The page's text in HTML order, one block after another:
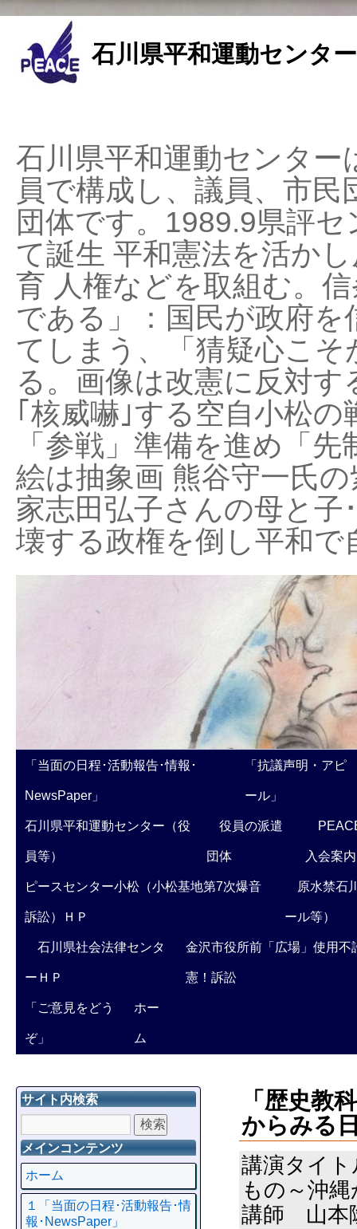
石川県平和運動センタ
石川県平和運動センタ
員で構成し、議員、市
団体です。1989.9県評
て誕生 平和憲法を活か
育 人権などを取組む。
である」：国民が政府
てしまう、「猜疑心こ
る。画像は改憲に反対
｢核威嚇｣する空自小松
「参戦」準備を進め「
絵は抽象画 熊谷守一氏
家志田弘子さんの母と子
壊する政権を倒し平和
「当面の日程･活動報告･情報･
NewsPaper」
「抗議声明・アピ
ール」
石川県平和運動センター（役
員等）
役員の派遣
団体 入会案内
ピースセンター小松（小松基地第7次爆音
訴訟）ＨＰ
原水禁石
ール等）
石川県社会法律センタ
ーＨＰ
金沢市役所前「広場」使用不
憲！訴訟
「ご意見をどう
ぞ」
ホー
ム
「歴史教
からみる
講演タイ
もの～沖
講師 山本
サイト内検索
メインコンテンツ
ホーム
１「当面の日程･活動報告･情
報･NewsPaper」